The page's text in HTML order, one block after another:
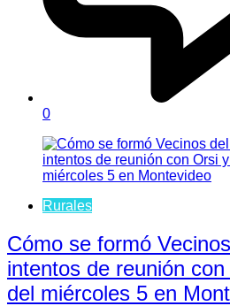
0
Rurales
Cómo se formó
intentos de reunión
del miércoles 5 en